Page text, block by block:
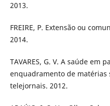
2013.
FREIRE, P. Extensão ou
2014.
TAVARES, G. V. A saúde em
enquadramento de matérias
telejornais. 2012.